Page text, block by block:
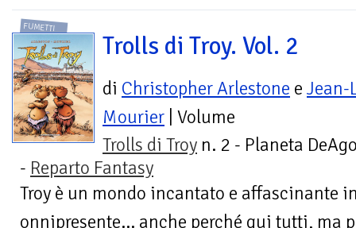
FUMETTI
Trolls di Troy. Vol. 2
di Christopher Arlestone e Jean-
Mourier | Volume
Trolls di Troy n. 2 - Planeta
- Reparto Fantasy
Troy è un mondo incantato e affascinante
onnipresente... anche perché qui tutti, ma